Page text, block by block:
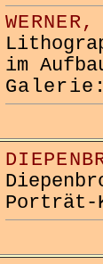
WERNER,
im
Porträt-